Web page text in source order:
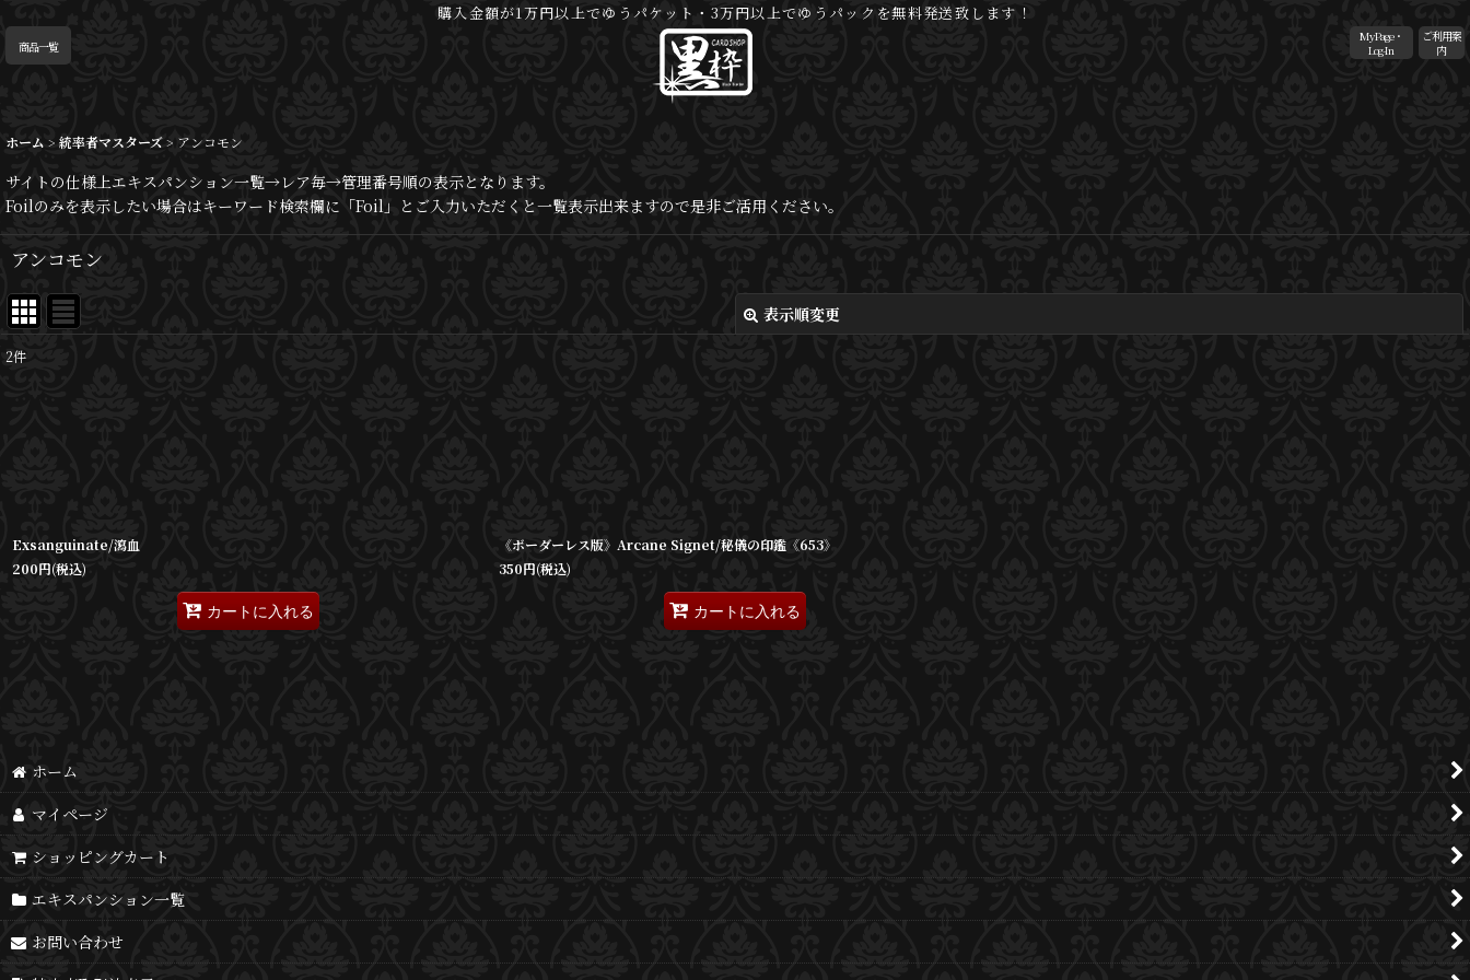
購入金額が1万円以上でゆうパケット・3万円以上でゆうパックを無料発送致します！
商品一覧
MyPage・
Log-In
ご利用案
内
ホーム > 統率者マスターズ> アンコモン
サイトの仕様上エキスパンション一覧→レア毎→管理番号順の表示となります。
Foilのみを表示したい場合はキーワード検索欄に「Foil」とご入力いただくと一覧表示出来ますので是非ご活用ください。
アンコモン
表示順変更
2件
Exsanguinate/瀉血
200円(税込)
カートに入れる
《ボーダーレス版》Arcane Signet/秘儀の印鑑《653》
350円(税込)
カートに入れる
ホーム
マイページ
ショッピングカート
エキスパンション一覧
お問い合わせ